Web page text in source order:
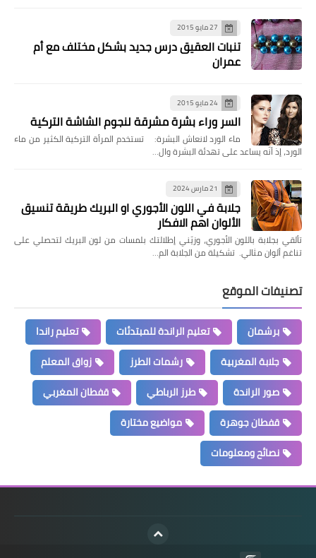
27 مايو 2015
تنبات العقيق درس جديد بشكل مختلف مع أم
عمران
24 مايو 2015
السر وراء بشرة مشرقة لنجوم الشاشة التركية
ماء الورد لانعاش البشرة: تستخدم المرأة التركية الكثير من ماء
الورد، إذ أنّه يساعد على تهدئة البشرة وال…
21 مارس 2024
جلابة في اللون الأجوري او البريك طريقة تنسيق
الألوان اهم الافكار
تألقي بجلابة باللون الأجوري، وزيّني إطلالتك بلمسات من لون البريك لتحصلي على
تناغم ألوان مثالي. تشكيلة من الجلابة الم…
تصنيفات الموقع
برشمان تعليم الراندة للمبتدئات
تعليم راندا
جلابة المغربية
رشمات الطرز
زواق المعلم
صور الراندة
طرز الرباطي
قفطان المغربي
قفطان جوهرة
مواضيع مختارة
نصائح ومعلومات